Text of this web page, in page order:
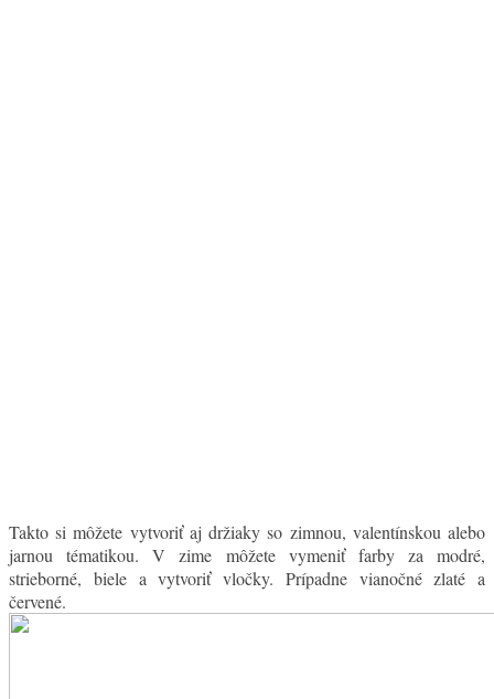
Takto si môžete vytvoriť aj držiaky so zimnou, valentínskou alebo
jarnou tématikou. V zime môžete vymeniť farby za modré,
strieborné, biele a vytvoriť vločky. Prípadne vianočné zlaté a
červené.